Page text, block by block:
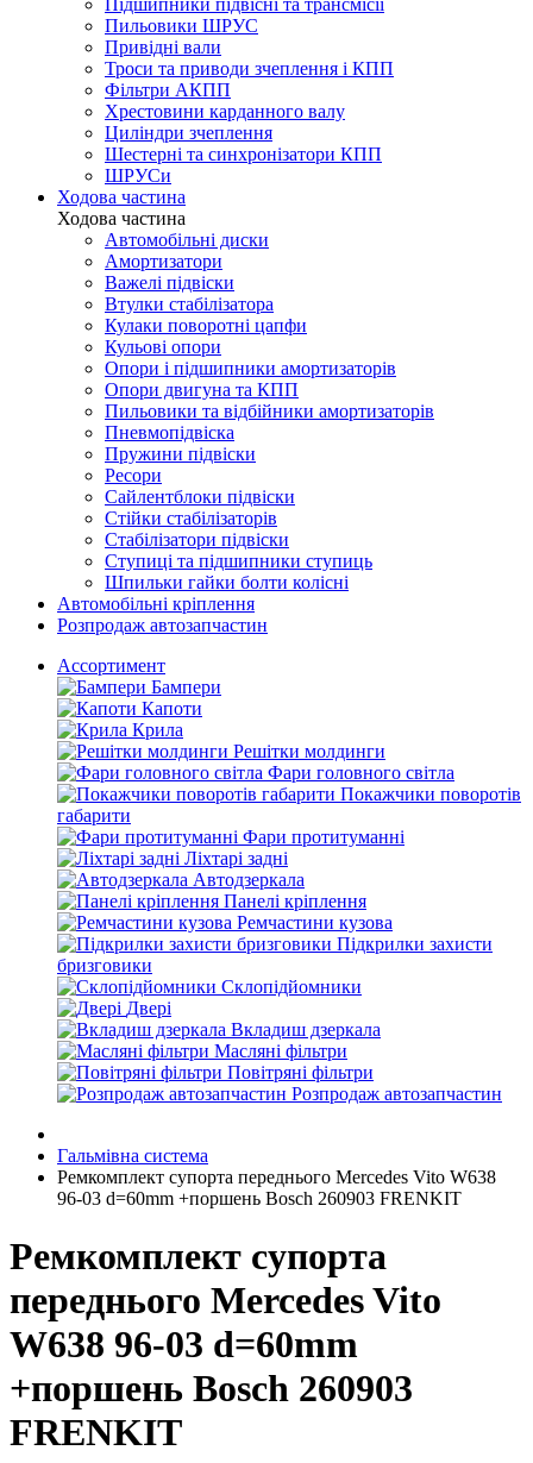
Підшипники підвісні та трансмісії
Пильовики ШРУС
Привідні вали
Троси та приводи зчеплення і КПП
Фільтри АКПП
Хрестовини карданного валу
Циліндри зчеплення
Шестерні та синхронізатори КПП
ШРУСи
Ходова частина
Ходова частина
Автомобільні диски
Амортизатори
Важелі підвіски
Втулки стабілізатора
Кулаки поворотні цапфи
Кульові опори
Опори і підшипники амортизаторів
Опори двигуна та КПП
Пильовики та відбійники амортизаторів
Пневмопідвіска
Пружини підвіски
Ресори
Сайлентблоки підвіски
Стійки стабілізаторів
Стабілізатори підвіски
Ступиці та підшипники ступиць
Шпильки гайки болти колісні
Автомобільні кріплення
Розпродаж автозапчастин
Ассортимент
Бампери
Капоти
Крила
Решітки молдинги
Фари головного світла
Покажчики поворотів
габарити
Фари протитуманні
Ліхтарі задні
Автодзеркала
Панелі кріплення
Ремчастини кузова
Підкрилки захисти
бризговики
Склопідйомники
Двері
Вкладиш дзеркала
Масляні фільтри
Повітряні фільтри
Розпродаж автозапчастин
Гальмівна система
Ремкомплект супорта переднього Mercedes Vito W638
96-03 d=60mm +поршень Bosch 260903 FRENKIT
Ремкомплект супорта
переднього Mercedes Vito
W638 96-03 d=60mm
+поршень Bosch 260903
FRENKIT